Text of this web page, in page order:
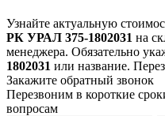
Узнайте актуальную
РК УРАЛ 375-1802031 на
менеджера. Обязательно
1802031 или название.
Закажите обратный звонок
Перезвоним в короткие
вопросам